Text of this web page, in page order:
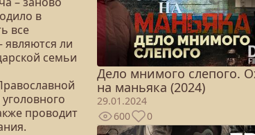
в
все
ли
семьи
проводит
Дело мнимого слепого.
на маньяка (2024)
29.01.2024
600
0